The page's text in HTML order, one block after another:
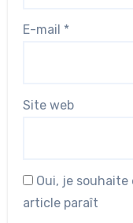
E-mail *
Site web
Oui, je souhaite
article paraît